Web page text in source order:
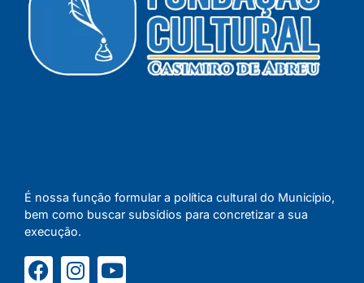
É nossa função formular a política cultural do Município,
bem como buscar subsídios para concretizar a sua
execução.